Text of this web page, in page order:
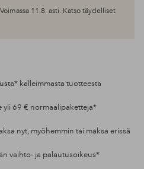
11.8. asti. Katso täydelliset
kalleimmasta tuotteesta
yli 69 € normaalipaketteja*
nyt, myöhemmin tai maksa erissä
vaihto- ja palautusoikeus*